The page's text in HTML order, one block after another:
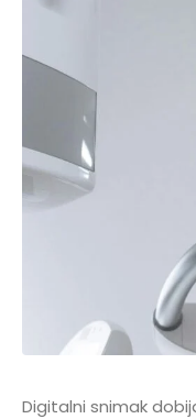
Digitalni snimak